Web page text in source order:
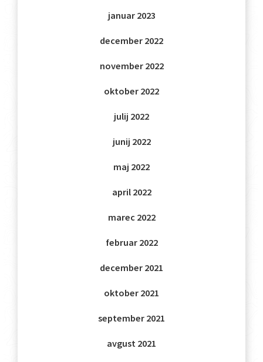
januar 2023
december 2022
november 2022
oktober 2022
julij 2022
junij 2022
maj 2022
april 2022
marec 2022
februar 2022
december 2021
oktober 2021
september 2021
avgust 2021